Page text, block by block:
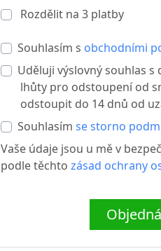
Rozdělit na 3 platby
Souhlasím s obchodními
Uděluji výslovný souhlas
lhůty pro odstoupení od
odstoupit do 14 dnů od
Souhlasím se storno
Vaše údaje jsou u mě v
podle těchto zásad ochrany